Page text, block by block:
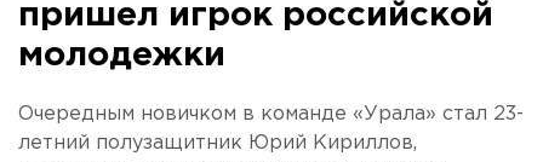
пришел игрок российской
молодежки
Очередным новичком в команде «Урала» стал 23-
летний полузащитник Юрий Кириллов,